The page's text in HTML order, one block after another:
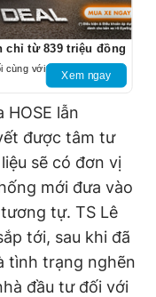
chỉ từ 839 triệu đồng
cùng với
Xem ngay
lẫn
được tâm tư
sẽ có đơn vị
mới đưa vào
tự. TS Lê
tới, sau khi đã
tình trạng nghẽn
đầu tư đối với